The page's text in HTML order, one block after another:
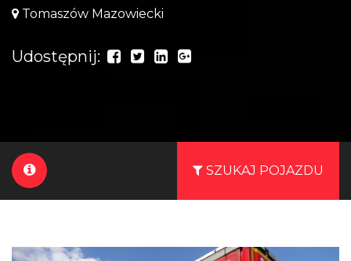
Tomaszów Mazowiecki
Udostępnij:
SZUKAJ POJAZDU